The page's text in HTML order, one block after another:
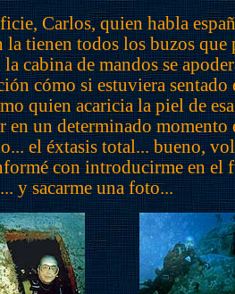
Carlos, quien habla
la tienen todos los buzos que
cabina de mandos se
cómo si estuviera
quien acaricia la piel de
en un determinado momento
el éxtasis total... bueno,
con introducirme en el
y sacarme una foto...